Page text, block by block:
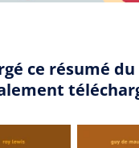
ce résumé